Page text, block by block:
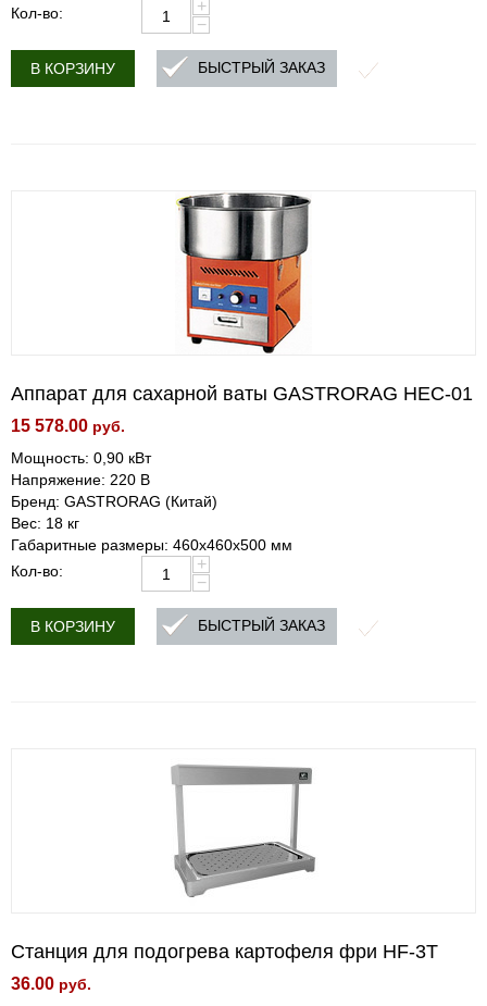
Кол-во:
+
−
В КОРЗИНУ БЫСТРЫЙ ЗАКАЗ
Аппарат для сахарной ваты GASTRORAG HEC-01
15 578.00 руб.
Мощность: 0,90 кВт
Напряжение: 220 В
Бренд: GASTRORAG (Китай)
Вес: 18 кг
Габаритные размеры: 460х460х500 мм
Кол-во:
+
−
В КОРЗИНУ БЫСТРЫЙ ЗАКАЗ
Станция для подогрева картофеля фри HF-3T
36.00 руб.